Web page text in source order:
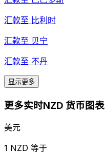
汇款至 比利时
汇款至 贝宁
汇款至 不丹
显示更多
更多实时NZD 货币图表
美元
1 NZD 等于